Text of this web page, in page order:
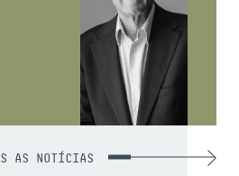
AS NOTÍCIAS